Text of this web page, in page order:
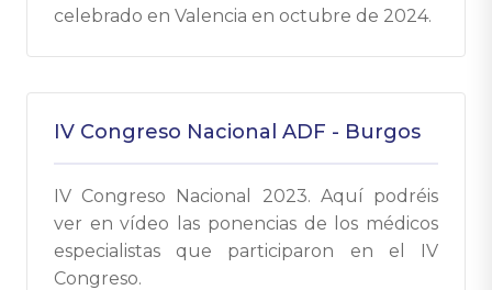
celebrado en Valencia en octubre de 2024.
IV Congreso Nacional ADF - Burgos
IV Congreso Nacional 2023. Aquí podréis
ver en vídeo las ponencias de los médicos
especialistas que participaron en el IV
Congreso.